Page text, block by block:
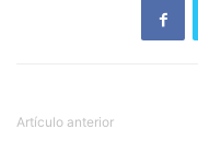
Artículo anterior